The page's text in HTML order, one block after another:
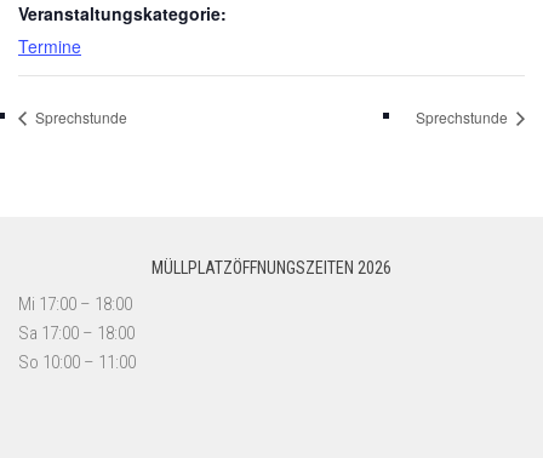
Veranstaltungskategorie:
Termine
Sprechstunde Sprechstunde
MÜLLPLATZÖFFNUNGSZEITEN 2026
Mi 17:00 – 18:00
Sa 17:00 – 18:00
So 10:00 – 11:00